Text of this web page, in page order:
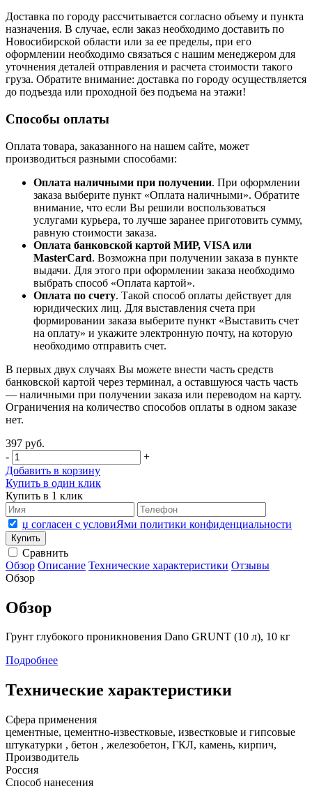
Доставка по городу рассчитывается согласно объему и пункта
назначения. В случае, если заказ необходимо доставить по
Новосибирской области или за ее пределы, при его
оформлении необходимо связаться с нашим менеджером для
уточнения деталей отправления и расчета стоимости такого
груза. Обратите внимание: доставка по городу осуществляется
до подъезда или проходной без подъема на этажи!
Способы оплаты
Оплата товара, заказанного на нашем сайте, может
производиться разными способами:
Оплата наличными при получении. При оформлении
заказа выберите пункт «Оплата наличными». Обратите
внимание, что если Вы решили воспользоваться
услугами курьера, то лучше заранее приготовить сумму,
равную стоимости заказа.
Оплата банковской картой МИР, VISA или
MasterCard. Возможна при получении заказа в пункте
выдачи. Для этого при оформлении заказа необходимо
выбрать способ «Оплата картой».
Оплата по счету. Такой способ оплаты действует для
юридических лиц. Для выставления счета при
формировании заказа выберите пункт «Выставить счет
на оплату» и укажите электронную почту, на которую
необходимо отправить счет.
В первых двух случаях Вы можете внести часть средств
банковской картой через терминал, а оставшуюся часть часть
— наличными при получении заказа или переводом на карту.
Ограничения на количество способов оплаты в одном заказе
нет.
397 руб.
-
+
Добавить в корзину
Купить в один клик
Купить в 1 клик
џ согласен с условиЯми политики конфиденциальности
Сравнить
Обзор Описание Технические характеристики Отзывы
Обзор
Обзор
Грунт глубокого проникновения Dano GRUNT (10 л), 10 кг
Подробнее
Технические характеристики
Сфера применения
цементные, цементно-известковые, известковые и гипсовые
штукатурки , бетон , железобетон, ГКЛ, камень, кирпич,
Производитель
Россия
Способ нанесения